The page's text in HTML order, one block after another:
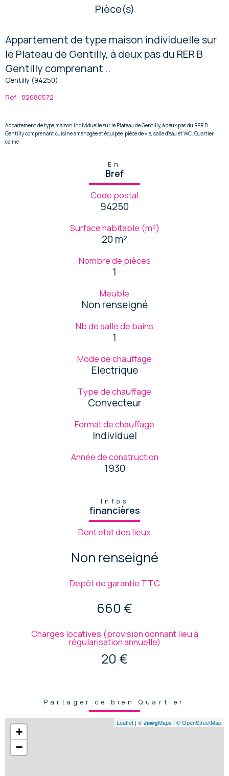
Pièce(s)
Appartement de type maison individuelle sur
le Plateau de Gentilly, à deux pas du RER B
Gentilly comprenant ..
Gentilly (94250)
Réf : 82680572
Appartement de type maison individuelle sur le Plateau de Gentilly, à deux pas du RER B
Gentilly comprenant cuisine aménagée et équipée, pièce de vie, salle d'eau et WC. Quartier
calme
En
Bref
Code postal
94250
Surface habitable (m²)
20 m²
Nombre de pièces
1
Meublé
Non renseigné
Nb de salle de bains
1
Mode de chauffage
Electrique
Type de chauffage
Convecteur
Format de chauffage
Individuel
Année de construction
1930
Infos
financières
Dont état des lieux
Non renseigné
Dépôt de garantie TTC
660 €
Charges locatives (provision donnant lieu à
régularisation annuelle)
20 €
Partager ce bien Quartier
+
−
Leaflet | © JawgMaps | © OpenStreetMap